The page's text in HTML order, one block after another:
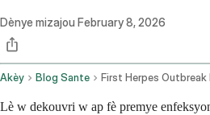
Dènye mizajou February 8, 2026
Akèy Blog Sante First Herpes Outbreak
Lè w dekouvri w ap fè premye